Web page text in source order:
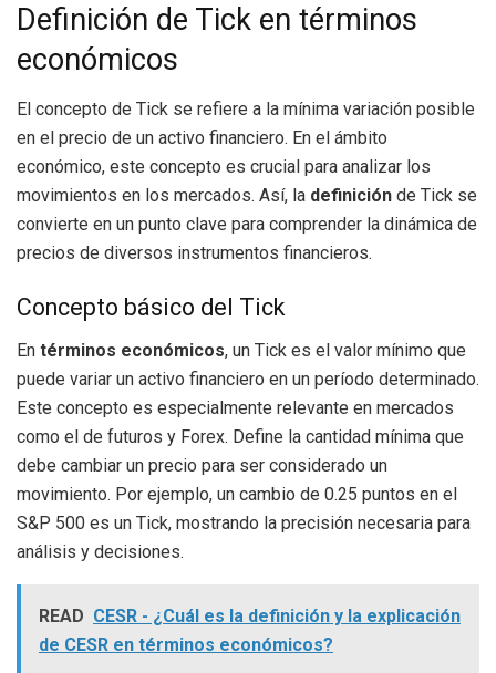
Definición de Tick en términos
económicos
El concepto de Tick se refiere a la mínima variación posible
en el precio de un activo financiero. En el ámbito
económico, este concepto es crucial para analizar los
movimientos en los mercados. Así, la definición de Tick se
convierte en un punto clave para comprender la dinámica de
precios de diversos instrumentos financieros.
Concepto básico del Tick
En términos económicos, un Tick es el valor mínimo que
puede variar un activo financiero en un período determinado.
Este concepto es especialmente relevante en mercados
como el de futuros y Forex. Define la cantidad mínima que
debe cambiar un precio para ser considerado un
movimiento. Por ejemplo, un cambio de 0.25 puntos en el
S&P 500 es un Tick, mostrando la precisión necesaria para
análisis y decisiones.
READ CESR - ¿Cuál es la definición y la explicación
de CESR en términos económicos?